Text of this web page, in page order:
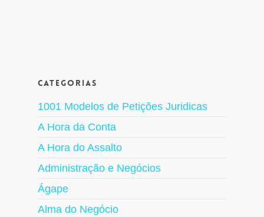
Categorias
1001 Modelos de Petições Juridicas
A Hora da Conta
A Hora do Assalto
Administração e Negócios
Ágape
Alma do Negócio